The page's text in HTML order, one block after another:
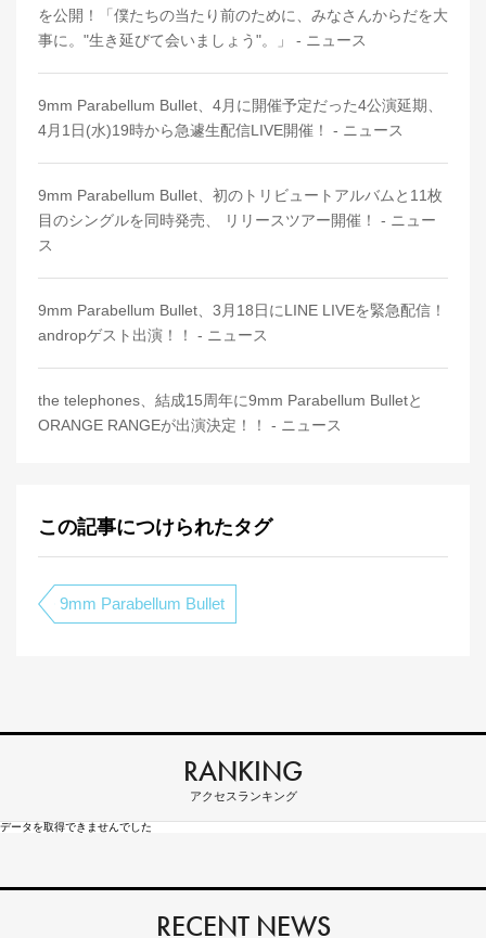
を公開！「僕たちの当たり前のために、みなさんからだを大
事に。"生き延びて会いましょう"。」 - ニュース
9mm Parabellum Bullet、4月に開催予定だった4公演延期、
4月1日(水)19時から急遽生配信LIVE開催！ - ニュース
9mm Parabellum Bullet、初のトリビュートアルバムと11枚
目のシングルを同時発売、 リリースツアー開催！ - ニュー
ス
9mm Parabellum Bullet、3月18日にLINE LIVEを緊急配信！
andropゲスト出演！！ - ニュース
the telephones、結成15周年に9mm Parabellum Bulletと
ORANGE RANGEが出演決定！！ - ニュース
この記事につけられたタグ
9mm Parabellum Bullet
RANKING
アクセスランキング
データを取得できませんでした
RECENT NEWS